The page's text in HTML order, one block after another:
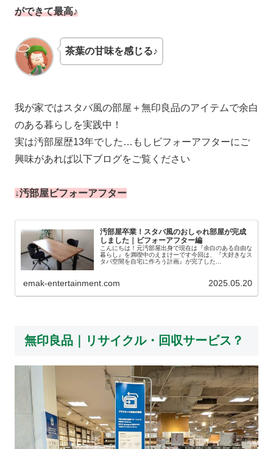
ができて最高♪
茶葉の甘味を感じる♪
我が家ではスタバ風の部屋＋無印良品のアイテムで余白
のある暮らしを実践中！
実は汚部屋歴13年でした…もしビフォーアフターにご
興味があれば以下ブログをご覧ください
↓汚部屋ビフォーアフター
汚部屋卒業！スタバ風のおしゃれ部屋が完成
しました｜ビフォーアフター編
こんにちは！元汚部屋出身で現在は『余白のある自由な
暮らし』を満喫中のえまけーです今回は、『大好きなス
タバ空間を自宅に作ろう計画』が完了した...
emak-entertainment.com 2025.05.20
無印良品｜リサイクル・回収サービス？